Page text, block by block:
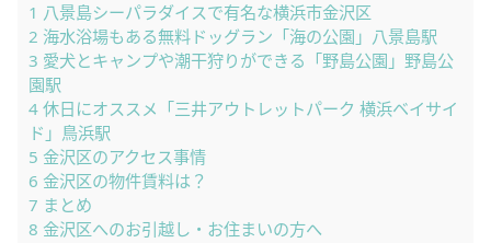
1 八景島シーパラダイスで有名な横浜市金沢区
2 海水浴場もある無料ドッグラン「海の公園」八景島駅
3 愛犬とキャンプや潮干狩りができる「野島公園」野島公
園駅
4 休日にオススメ「三井アウトレットパーク 横浜ベイサイ
ド」鳥浜駅
5 金沢区のアクセス事情
6 金沢区の物件賃料は？
7 まとめ
8 金沢区へのお引越し・お住まいの方へ